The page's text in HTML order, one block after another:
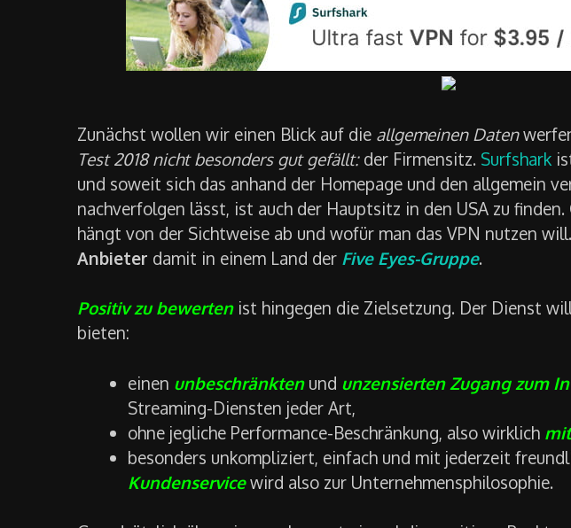
Zunächst wollen wir einen Blick auf die allgemeinen Daten
Test 2018 nicht besonders gut gefällt:der Firmensitz. Surfshark
und soweit sich das anhand der Homepage und den allgemein
nachverfolgen lässt, ist auch der Hauptsitz in den USA zu
hängt von der Sichtweise ab und wofür man das VPN nutzen
Anbieter damit in einem Land der Five Eyes-Gruppe.
Positiv zu bewertenist hingegen die Zielsetzung. Der Dienst
bieten:
einen unbeschränktenund unzensierten Zugang zum
Streaming-Diensten jeder Art,
ohne jegliche Performance-Beschränkung, also wirklich
besonders unkompliziert, einfach und mit jederzeit
Kundenservicewird also zur Unternehmensphilosophie.